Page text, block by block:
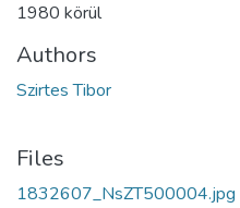
1980 körül
Authors
Szirtes Tibor
Files
1832607_NsZT500004.jpg